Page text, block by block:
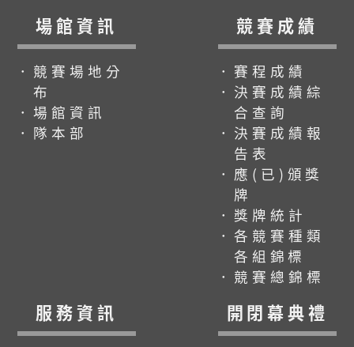
場館資訊
．競賽場地分
布
．場館資訊
．隊本部
競賽成績
．賽程成績
．決賽成績綜
合查詢
．決賽成績報
告表
．應(已)頒獎
牌
．獎牌統計
．各競賽種類
各組錦標
．競賽總錦標
服務資訊 開閉幕典禮